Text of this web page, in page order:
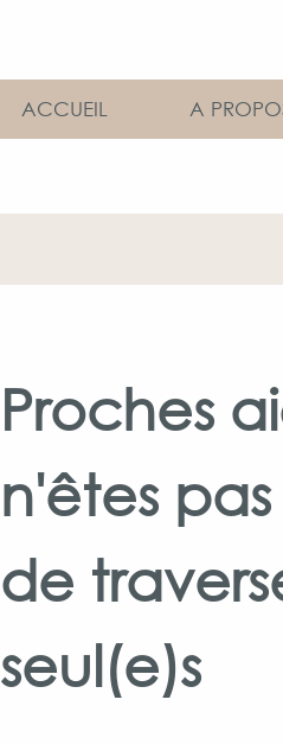
ACCUEIL A
Proches
n'êtes
de
seul(e)s